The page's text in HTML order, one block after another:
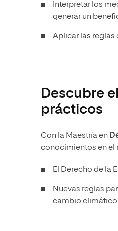
Interpretar los
generar un
Aplicar las reglas
Descubre
prácticos
Con la Maestría en
conocimientos en el
El Derecho de la
Nuevas reglas
cambio climático.